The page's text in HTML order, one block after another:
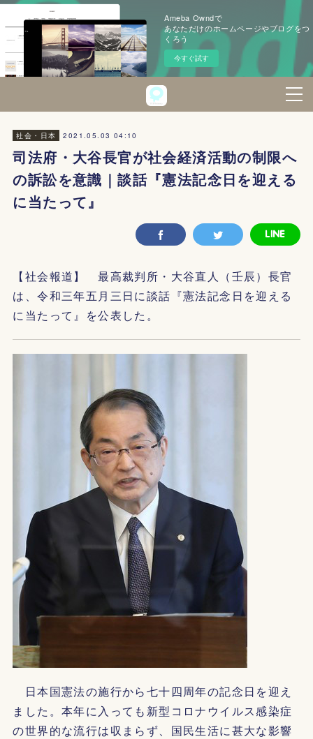
Ameba Owndで
あなただけのホームページやブログをつ
くろう
今すぐ試す
社会・日本 2021.05.03 04:10
司法府・大谷長官が社会経済活動の制限へ
の訴訟を意識｜談話『憲法記念日を迎える
に当たって』
【社会報道】 最高裁判所・大谷直人（壬辰）長官
は、令和三年五月三日に談話『憲法記念日を迎える
に当たって』を公表した。
日本国憲法の施行から七十四周年の記念日を迎え
ました。本年に入っても新型コロナウイルス感染症
の世界的な流行は収まらず、国民生活に甚大な影響